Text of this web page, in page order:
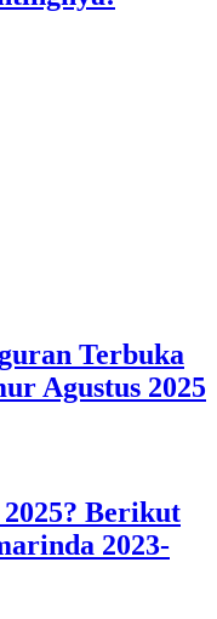
Terbuka
Agustus 2025
Berikut
2023-